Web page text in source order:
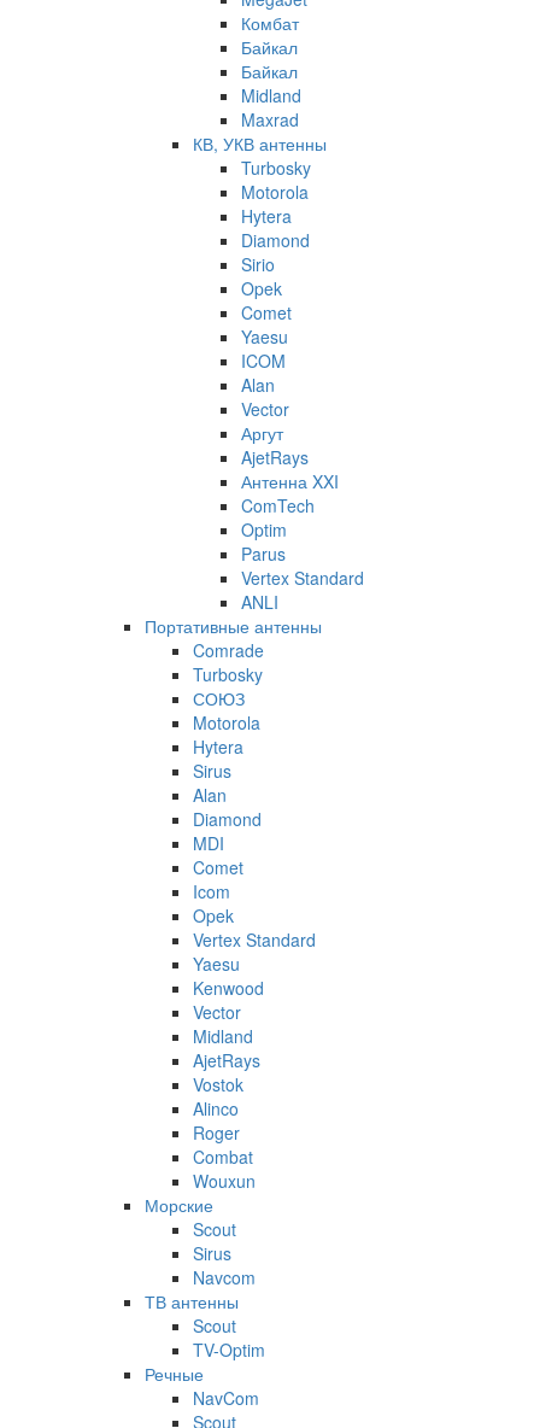
Комбат
Байкал
Байкал
Midland
Maxrad
КВ, УКВ антенны
Turbosky
Motorola
Hytera
Diamond
Sirio
Opek
Comet
Yaesu
ICOM
Alan
Vector
Аргут
AjetRays
Антенна XXI
ComTech
Optim
Parus
Vertex Standard
ANLI
Портативные антенны
Comrade
Turbosky
СОЮЗ
Motorola
Hytera
Sirus
Alan
Diamond
MDI
Comet
Icom
Opek
Vertex Standard
Yaesu
Kenwood
Vector
Midland
AjetRays
Vostok
Alinco
Roger
Combat
Wouxun
Морские
Scout
Sirus
Navcom
ТВ антенны
Scout
TV-Optim
Речные
NavCom
Scout